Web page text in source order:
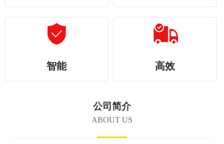
智能 高效
公司简介
ABOUT US